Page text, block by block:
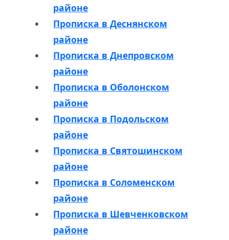
районе
Прописка в Деснянском
районе
Прописка в Днепровском
районе
Прописка в Оболонском
районе
Прописка в Подольском
районе
Прописка в Святошинском
районе
Прописка в Соломенском
районе
Прописка в Шевченковском
районе